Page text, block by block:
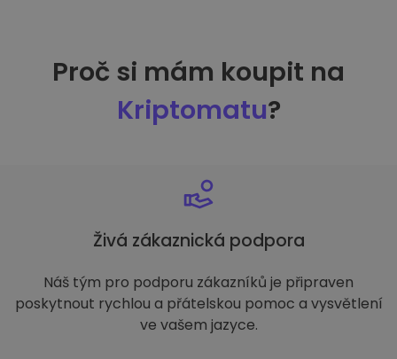
Proč si mám koupit na
Kriptomatu?
Živá zákaznická podpora
Náš tým pro podporu zákazníků je připraven
poskytnout rychlou a přátelskou pomoc a vysvětlení
ve vašem jazyce.